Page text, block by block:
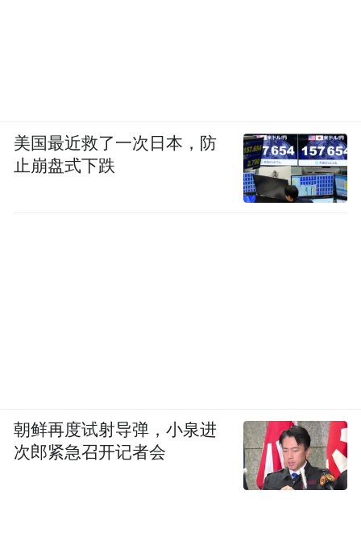
美国最近救了一次日本，防
止崩盘式下跌
朝鲜再度试射导弹，小泉进
次郎紧急召开记者会